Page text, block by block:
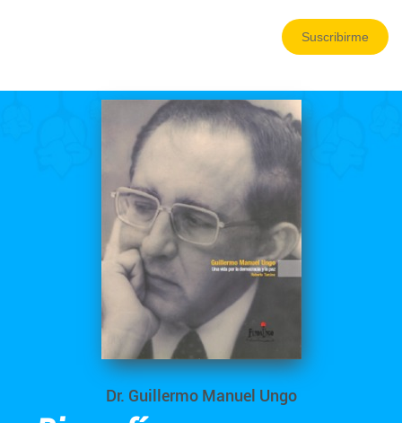
Suscribirme
Dr. Guillermo Manuel Ungo